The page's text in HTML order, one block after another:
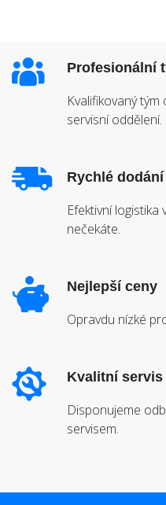
Profesionální
Kvalifikovaný
servisní oddělení.
Rychlé dodání
Efektivní
nečekáte.
Nejlepší ceny
Opravdu nízké
Kvalitní servis
Disponujeme
servisem.